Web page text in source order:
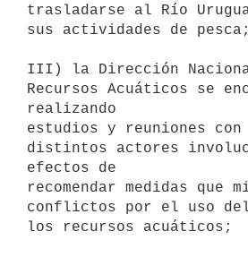
trasladarse al Río
sus actividades de pesca;
III) la Dirección
Recursos Acuáticos se
realizando
estudios y reuniones
distintos actores
efectos de
recomendar medidas que
conflictos por el uso
los recursos acuáticos;